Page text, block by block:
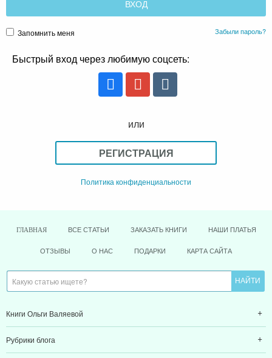
Запомнить меня Забыли пароль?
Быстрый вход через любимую соцсеть:
или
РЕГИСТРАЦИЯ
Политика конфиденциальности
ГЛАВНАЯ ВСЕ СТАТЬИ ЗАКАЗАТЬ КНИГИ НАШИ ПЛАТЬЯ
ОТЗЫВЫ О НАС ПОДАРКИ КАРТА САЙТА
Книги Ольги Валяевой
Рубрики блога